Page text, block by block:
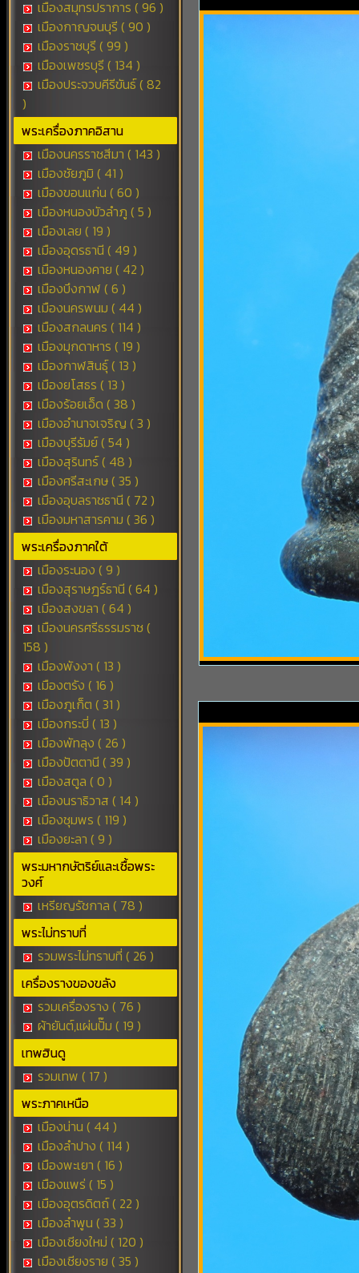
เมืองสมุทรปราการ ( 96 )
เมืองกาญจนบุรี ( 90 )
เมืองราชบุรี ( 99 )
เมืองเพชรบุรี ( 134 )
เมืองประจวบคีรีขันธ์ ( 82
)
พระเครื่องภาคอิสาน
เมืองนครราชสีมา ( 143 )
เมืองชัยภูมิ ( 41 )
เมืองขอนแก่น ( 60 )
เมืองหนองบัวลำภู ( 5 )
เมืองเลย ( 19 )
เมืองอุดรธานี ( 49 )
เมืองหนองคาย ( 42 )
เมืองบึงกาฬ ( 6 )
เมืองนครพนม ( 44 )
เมืองสกลนคร ( 114 )
เมืองมุกดาหาร ( 19 )
เมืองกาฬสินธุ์ ( 13 )
เมืองยโสธร ( 13 )
เมืองร้อยเอ็ด ( 38 )
เมืองอำนาจเจริญ ( 3 )
เมืองบุรีรัมย์ ( 54 )
เมืองสุรินทร์ ( 48 )
เมืองศรีสะเกษ ( 35 )
เมืองอุบลราชธานี ( 72 )
เมืองมหาสารคาม ( 36 )
พระเครื่องภาคใต้
เมืองระนอง ( 9 )
เมืองสุราษฎร์ธานี ( 64 )
เมืองสงขลา ( 64 )
เมืองนครศรีธรรมราช (
158 )
เมืองพังงา ( 13 )
เมืองตรัง ( 16 )
เมืองภูเก็ต ( 31 )
เมืองกระบี่ ( 13 )
เมืองพัทลุง ( 26 )
เมืองปัตตานี ( 39 )
เมืองสตูล ( 0 )
เมืองนราธิวาส ( 14 )
เมืองชุมพร ( 119 )
เมืองยะลา ( 9 )
พระมหากษัตริย์และเชื้อพระ
วงศ์
เหรียญรัชกาล ( 78 )
พระไม่ทราบที่
รวมพระไม่ทราบที่ ( 26 )
เครื่องรางของขลัง
รวมเครื่องราง ( 76 )
ผ้ายันต์,แผ่นปั๊ม ( 19 )
เทพฮินดู
รวมเทพ ( 17 )
พระภาคเหนือ
เมืองน่าน ( 44 )
เมืองลำปาง ( 114 )
เมืองพะเยา ( 16 )
เมืองแพร่ ( 15 )
เมืองอุตรดิตถ์ ( 22 )
เมืองลำพูน ( 33 )
เมืองเชียงใหม่ ( 120 )
เมืองเชียงราย ( 35 )